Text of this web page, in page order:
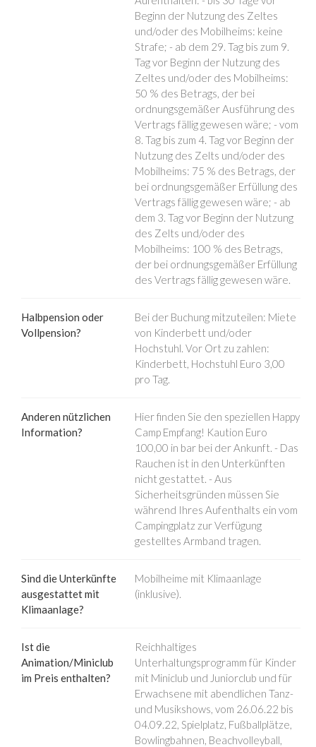
Beginn der Nutzung des Zeltes
und/oder des Mobilheims: keine
Strafe; - ab dem 29. Tag bis zum 9.
Tag vor Beginn der Nutzung des
Zeltes und/oder des Mobilheims:
50 % des Betrags, der bei
ordnungsgemäßer Ausführung des
Vertrags fällig gewesen wäre; - vom
8. Tag bis zum 4. Tag vor Beginn der
Nutzung des Zelts und/oder des
Mobilheims: 75 % des Betrags, der
bei ordnungsgemäßer Erfüllung des
Vertrags fällig gewesen wäre; - ab
dem 3. Tag vor Beginn der Nutzung
des Zelts und/oder des
Mobilheims: 100 % des Betrags,
der bei ordnungsgemäßer Erfüllung
des Vertrags fällig gewesen wäre.
Halbpension oder
Vollpension?
Bei der Buchung mitzuteilen: Miete
von Kinderbett und/oder
Hochstuhl. Vor Ort zu zahlen:
Kinderbett, Hochstuhl Euro 3,00
pro Tag.
Anderen nützlichen
Information?
Hier finden Sie den speziellen Happy
Camp Empfang! Kaution Euro
100,00 in bar bei der Ankunft. - Das
Rauchen ist in den Unterkünften
nicht gestattet. - Aus
Sicherheitsgründen müssen Sie
während Ihres Aufenthalts ein vom
Campingplatz zur Verfügung
gestelltes Armband tragen.
Sind die Unterkünfte
ausgestattet mit
Klimaanlage?
Mobilheime mit Klimaanlage
(inklusive).
Ist die
Animation/Miniclub
im Preis enthalten?
Reichhaltiges
Unterhaltungsprogramm für Kinder
mit Miniclub und Juniorclub und für
Erwachsene mit abendlichen Tanz-
und Musikshows, vom 26.06.22 bis
04.09.22, Spielplatz, Fußballplätze,
Bowlingbahnen, Beachvolleyball,